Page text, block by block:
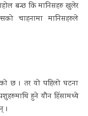
बन्छ कि मानिसहरु खुलेर
चाहनामा मानिसहरुले
छ । तर यो पहिलो घटना
हुने यौन हिंसामध्ये
।